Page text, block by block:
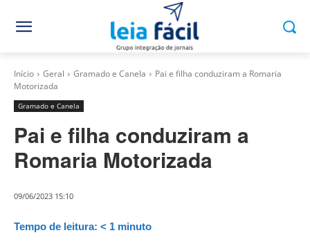
Início Geral Gramado e Canela
Pai e filha conduziram a Romaria
Motorizada
Gramado e Canela
Pai e filha conduziram a
Romaria Motorizada
09/06/2023 15:10
Tempo de leitura: < 1 minuto